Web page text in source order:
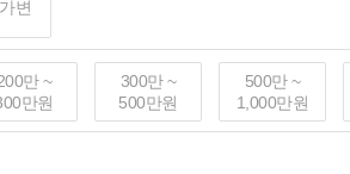
가변
만 ~
만원
300만 ~
500만원
500만 ~
1,000만원